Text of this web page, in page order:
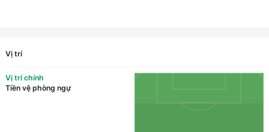
Vị trí
Vị trí chính
Tiền vệ phòng ngự